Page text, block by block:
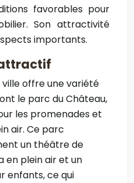
favorables pour
Son attractivité
importants.
ville offre une variété
le parc du Château,
les promenades et
air. Ce parc
un théâtre de
en plein air et un
enfants, ce qui